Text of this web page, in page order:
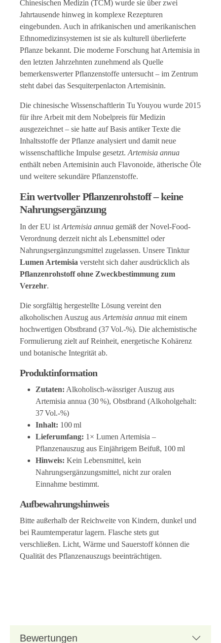
Chinesischen Medizin (TCM) wurde sie über zwei
Jahrtausende hinweg in komplexe Rezepturen
eingebunden. Auch in afrikanischen und amerikanischen
Ethnomedizinsystemen ist sie als kulturell überlieferte
Pflanze bekannt. Die moderne Forschung hat Artemisia in
den letzten Jahrzehnten zunehmend als Quelle
bemerkenswerter Pflanzenstoffe untersucht – im Zentrum
steht dabei das Sesquiterpenlacton Artemisinin.
Die chinesische Wissenschaftlerin Tu Youyou wurde 2015
für ihre Arbeit mit dem Nobelpreis für Medizin
ausgezeichnet – sie hatte auf Basis antiker Texte die
Inhaltsstoffe der Pflanze analysiert und damit neue
wissenschaftliche Impulse gesetzt. Artemisia annua
enthält neben Artemisinin auch Flavonoide, ätherische Öle
und weitere sekundäre Pflanzenstoffe.
Ein wertvoller Pflanzenrohstoff – keine
Nahrungsergänzung
In der EU ist Artemisia annua gemäß der Novel-Food-
Verordnung derzeit nicht als Lebensmittel oder
Nahrungsergänzungsmittel zugelassen. Unsere Tinktur
Lumen Artemisia versteht sich daher ausdrücklich als
Pflanzenrohstoff ohne Zweckbestimmung zum
Verzehr.
Die sorgfältig hergestellte Lösung vereint den
alkoholischen Auszug aus Artemisia annua mit einem
hochwertigen Obstbrand (37 Vol.-%). Die alchemistische
Formulierung zielt auf Reinheit, energetische Kohärenz
und botanische Integrität ab.
Produktinformation
Zutaten: Alkoholisch-wässriger Auszug aus
Artemisia annua (30 %), Obstbrand (Alkoholgehalt:
37 Vol.-%)
Inhalt: 100 ml
Lieferumfang: 1× Lumen Artemisia –
Pflanzenauszug aus Einjährigem Beifuß, 100 ml
Hinweis: Kein Lebensmittel, kein
Nahrungsergänzungsmittel, nicht zur oralen
Einnahme bestimmt.
Aufbewahrungshinweis
Bitte außerhalb der Reichweite von Kindern, dunkel und
bei Raumtemperatur lagern. Flasche stets gut
verschließen. Licht, Wärme und Sauerstoff können die
Qualität des Pflanzenauszugs beeinträchtigen.
Bewertungen